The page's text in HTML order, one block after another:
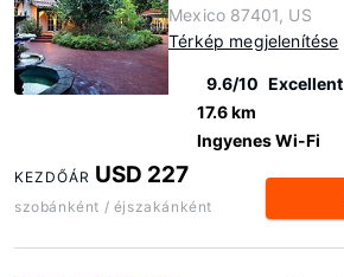
Mexico 87401, US
Térkép megjelenítése
9.6/10 Excellent
17.6 km
Ingyenes Wi-Fi
KEZDŐÁR USD 227
szobánként / éjszakánként